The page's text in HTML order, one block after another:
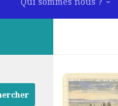
Qui sommes nous ?